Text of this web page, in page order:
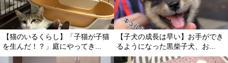
【猫のいるくらし】「子猫が子猫
を生んだ！？」庭にやってき...
【子犬の成長は早い】お手ができ
るようになった黒柴子犬、お...